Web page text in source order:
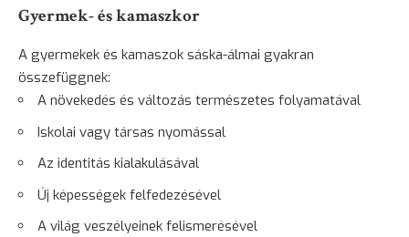
Gyermek- és kamaszkor
A gyermekek és kamaszok sáska-álmai gyakran
összefüggnek:
A növekedés és változás természetes folyamatával
Iskolai vagy társas nyomással
Az identitás kialakulásával
Új képességek felfedezésével
A világ veszélyeinek felismerésével